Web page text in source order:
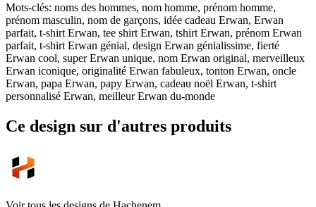
Mots-clés: noms des hommes, nom homme, prénom homme,
prénom masculin, nom de garçons, idée cadeau Erwan, Erwan
parfait, t-shirt Erwan, tee shirt Erwan, tshirt Erwan, prénom Erwan
parfait, t-shirt Erwan génial, design Erwan génialissime, fierté
Erwan cool, super Erwan unique, nom Erwan original, merveilleux
Erwan iconique, originalité Erwan fabuleux, tonton Erwan, oncle
Erwan, papa Erwan, papy Erwan, cadeau noël Erwan, t-shirt
personnalisé Erwan, meilleur Erwan du-monde
Ce design sur d'autres produits